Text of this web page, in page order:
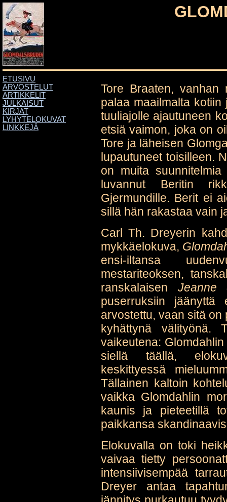
ETUSIVU
ARVOSTELUT
ARTIKKELIT
JULKAISUT
KIRJAT
LYHYTELOKUVAT
LINKKEJÄ
Tore Braaten, vanhan
palaa maailmalta
tuuliajolle ajautuneen
etsiä vaimon, joka on
Tore ja läheisen
lupautuneet toisilleen.
on muita
luvannut Beritin
Gjermundille. Berit ei
sillä hän rakastaa vain
Carl Th. Dreyerin
mykkäelokuva,
ensi-iltansa
mestariteoksen,
ranskalaisen Jeanne
puserruksiin
arvostettu, vaan sitä
kyhättynä välityönä.
vaikeutena:
siellä täällä,
keskittyessä
Tällainen kaltoin
vaikka Glomdahlin
kaunis ja pieteetillä
paikkansa
Elokuvalla on toki
vaivaa tietty
intensiivisempää
Dreyer antaa